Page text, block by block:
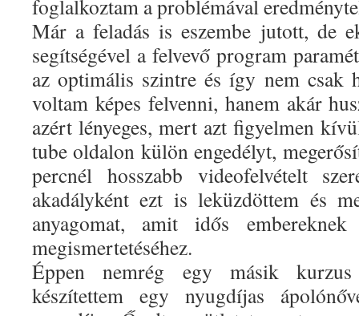
foglalkoztam a problémával
Már a feladás is eszembe jutott, de
segítségével a felvevő program
az optimális szintre és így nem csak
voltam képes felvenni, hanem akár
azért lényeges, mert azt figyelmen
tube oldalon külön engedélyt,
percnél hosszabb videofelvételt
akadályként ezt is leküzdöttem és
anyagomat, amit idős
megismertetéséhez.
Éppen nemrég egy másik kurzus
készítettem egy nyugdíjas